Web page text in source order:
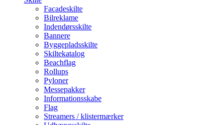
Facadeskilte
Bilreklame
Indendørsskilte
Bannere
Byggepladsskilte
Skiltekatalog
Beachflag
Rollups
Pyloner
Messepakker
Informationsskabe
Flag
Streamers / klistermærker